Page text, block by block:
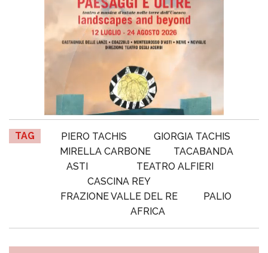
TAG PIERO TACHIS
GIORGIA TACHIS
MIRELLA CARBONE
TACABANDA
ASTI
TEATRO ALFIERI
CASCINA REY
FRAZIONE VALLE DEL RE
PALIO
AFRICA